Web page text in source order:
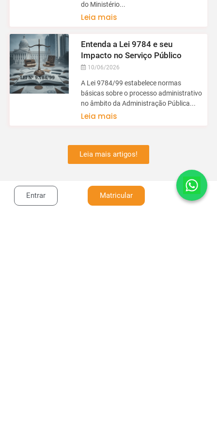
do Ministério...
Leia mais
Entenda a Lei 9784 e seu
Impacto no Serviço Público
10/06/2026
A Lei 9784/99 estabelece normas
básicas sobre o processo administrativo
no âmbito da Administração Pública...
Leia mais
Leia mais artigos!
Entrar Matricular